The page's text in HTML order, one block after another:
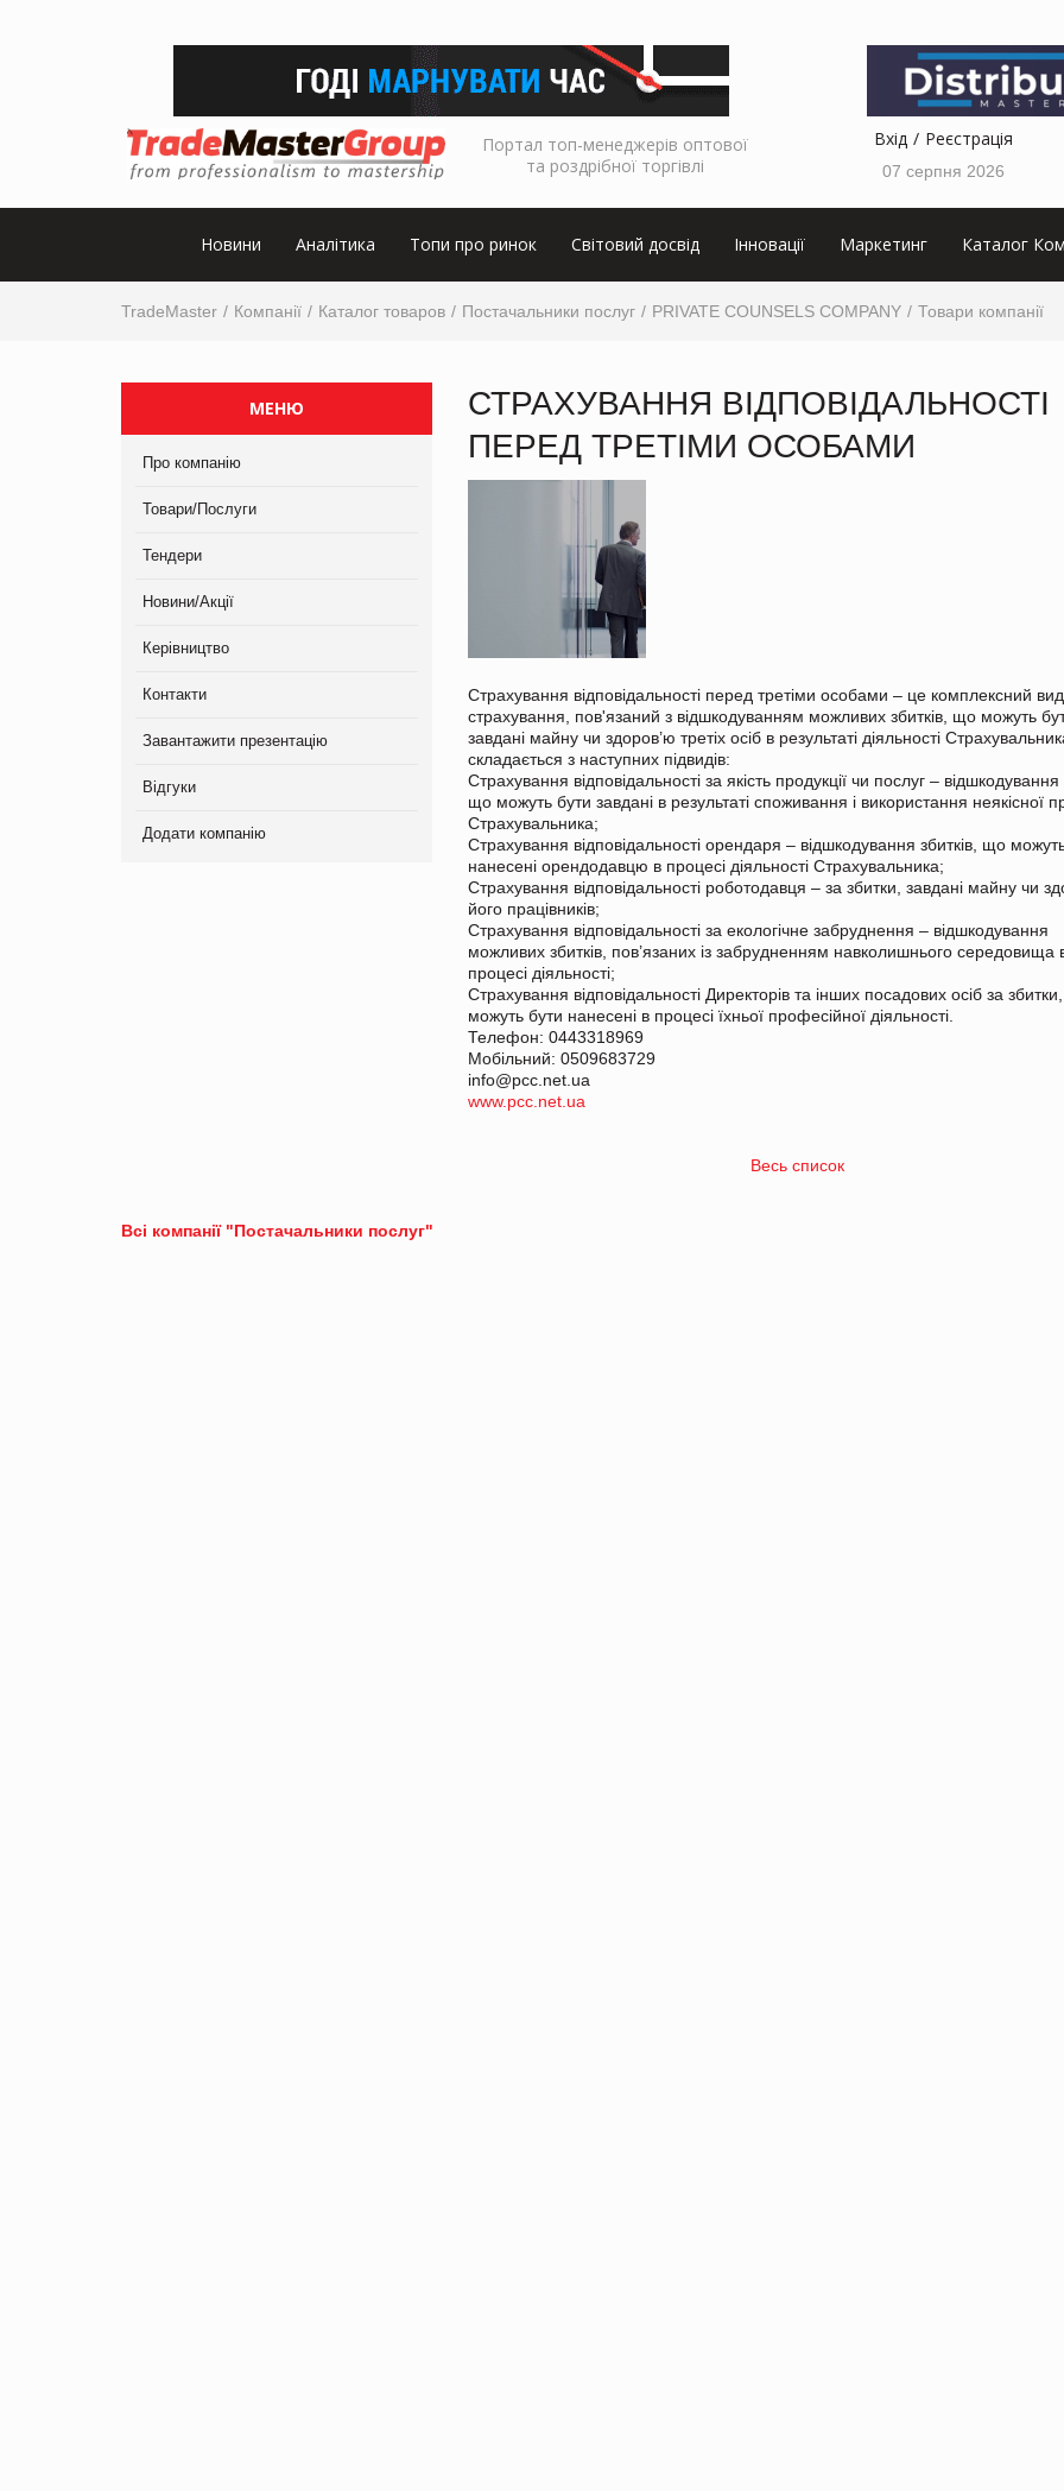
Портал топ-менеджерів оптової
та роздрібної торгівлі
Вхід Реєстрація
07 серпня 2026
Новини Аналітика Топи про ринок Світовий досвід Інновації Маркетинг Каталог
TradeMaster Компанії Каталог товаров Постачальники послуг PRIVATE COUNSELS COMPANY Товари компанії
МЕНЮ
Про компанію
Товари/Послуги
Тендери
Новини/Акції
Керівництво
Контакти
Завантажити презентацію
Відгуки
Додати компанію
СТРАХУВАННЯ ВІДПОВІДАЛЬНОСТІ
ПЕРЕД ТРЕТІМИ ОСОБАМИ
Страхування відповідальності перед третіми особами – це комплексний вид
страхування, пов'язаний з відшкодуванням можливих збитків, що можуть
завдані майну чи здоров’ю третіх осіб в результаті діяльності
складається з наступних підвидів:
Страхування відповідальності за якість продукції чи послуг – відшкодування
що можуть бути завдані в результаті споживання і використання неякісної
Страхувальника;
Страхування відповідальності орендаря – відшкодування збитків, що
нанесені орендодавцю в процесі діяльності Страхувальника;
Страхування відповідальності роботодавця – за збитки, завдані майну чи
його працівників;
Страхування відповідальності за екологічне забруднення – відшкодування
можливих збитків, пов’язаних із забрудненням навколишнього середовища
процесі діяльності;
Страхування відповідальності Директорів та інших посадових осіб за
можуть бути нанесені в процесі їхньої професійної діяльності.
Телефон: 0443318969
Мобільний: 0509683729
info@pcc.net.ua
www.pcc.net.ua
Весь список
Всі компанії "Постачальники послуг"